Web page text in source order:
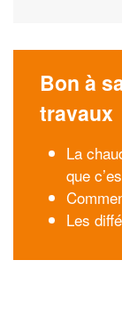
Bon à
travaux
La
que
Les